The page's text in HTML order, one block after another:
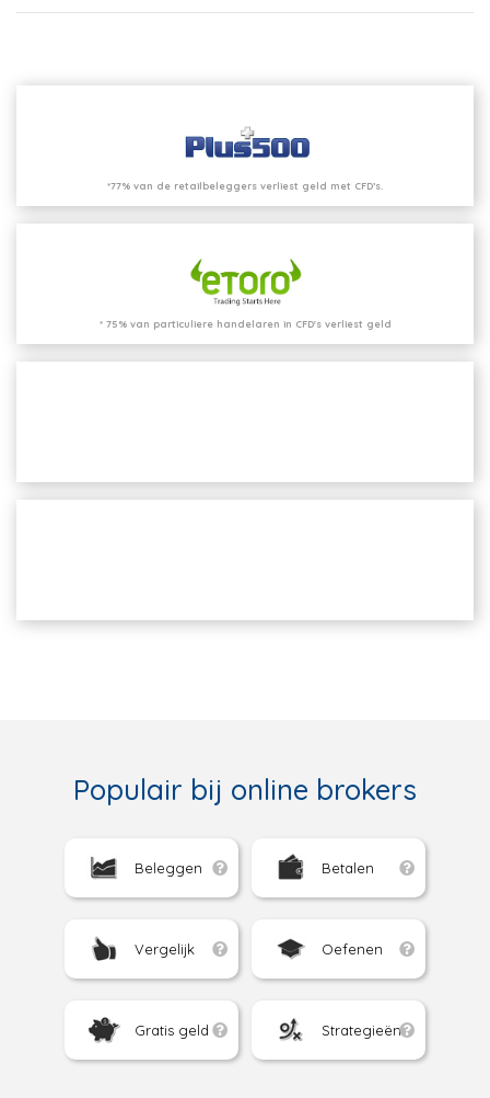
*77% van de retailbeleggers verliest geld met CFD’s.
* 75% van particuliere handelaren in CFD's verliest geld
Populair bij online brokers
Beleggen Betalen
Vergelijk Oefenen
Gratis geld Strategieën